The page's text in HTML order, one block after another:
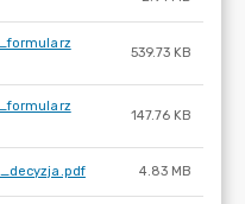
539.73 KB
147.76 KB
4.83 MB